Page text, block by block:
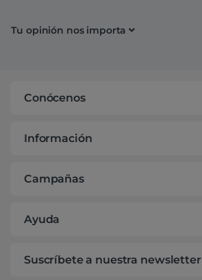
Tu opinión nos importa
Conócenos
Información
Campañas
Ayuda
Suscríbete a nuestra newsletter